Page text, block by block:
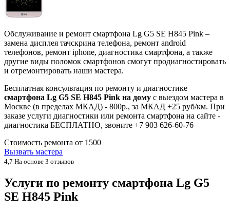
Обслуживание и ремонт смартфона Lg G5 SE H845 Pink –
замена дисплея тачскрина телефона, ремонт android
телефонов, ремонт iphone, диагностика смартфона, а также
другие виды поломок смартфонов смогут продиагностировать
и отремонтировать наши мастера.
Бесплатная консультация по ремонту и диагностике
смартфона Lg G5 SE H845 Pink на дому с выездом мастера в
Москве (в пределах МКАД) - 800р., за МКАД +25 руб/км. При
заказе услуги диагностики или ремонта смартфона на сайте -
диагностика БЕСПЛАТНО, звоните +7 903 626-60-76
Стоимость ремонта от 1500
Вызвать мастера
4,7 На основе 3 отзывов
Услуги по ремонту смартфона Lg G5
SE H845 Pink